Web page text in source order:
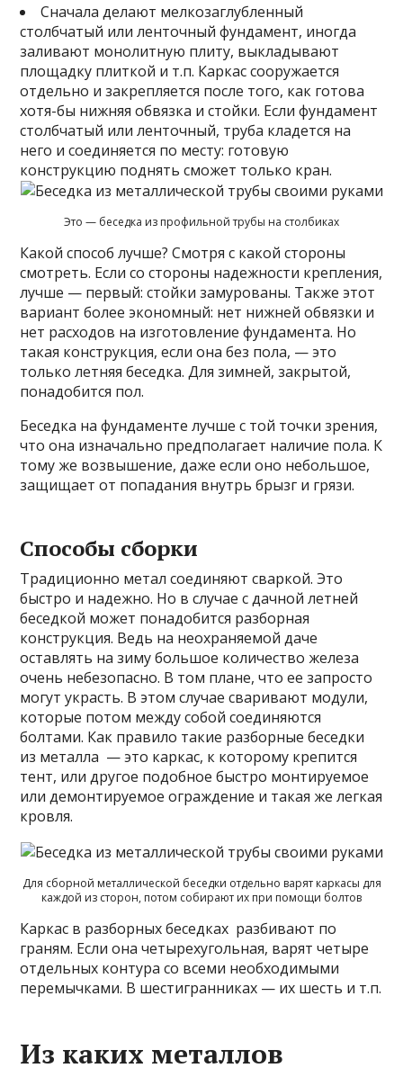
Сначала делают мелкозаглубленный
столбчатый или ленточный фундамент, иногда
заливают монолитную плиту, выкладывают
площадку плиткой и т.п. Каркас сооружается
отдельно и закрепляется после того, как готова
хотя-бы нижняя обвязка и стойки. Если фундамент
столбчатый или ленточный, труба кладется на
него и соединяется по месту: готовую
конструкцию поднять сможет только кран.
Это — беседка из профильной трубы на столбиках
Какой способ лучше? Смотря с какой стороны
смотреть. Если со стороны надежности крепления,
лучше — первый: стойки замурованы. Также этот
вариант более экономный: нет нижней обвязки и
нет расходов на изготовление фундамента. Но
такая конструкция, если она без пола, — это
только летняя беседка. Для зимней, закрытой,
понадобится пол.
Беседка на фундаменте лучше с той точки зрения,
что она изначально предполагает наличие пола. К
тому же возвышение, даже если оно небольшое,
защищает от попадания внутрь брызг и грязи.
Способы сборки
Традиционно метал соединяют сваркой. Это
быстро и надежно. Но в случае с дачной летней
беседкой может понадобится разборная
конструкция. Ведь на неохраняемой даче
оставлять на зиму большое количество железа
очень небезопасно. В том плане, что ее запросто
могут украсть. В этом случае сваривают модули,
которые потом между собой соединяются
болтами. Как правило такие разборные беседки
из металла — это каркас, к которому крепится
тент, или другое подобное быстро монтируемое
или демонтируемое ограждение и такая же легкая
кровля.
Для сборной металлической беседки отдельно варят каркасы для
каждой из сторон, потом собирают их при помощи болтов
Каркас в разборных беседках разбивают по
граням. Если она четырехугольная, варят четыре
отдельных контура со всеми необходимыми
перемычками. В шестигранниках — их шесть и т.п.
Из каких металлов